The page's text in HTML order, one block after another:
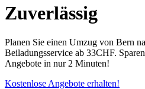
Zuverlässig
Planen Sie einen Umzug von Bern
Beiladungsservice ab 33CHF.
Angebote in nur 2 Minuten!
Kostenlose Angebote erhalten!